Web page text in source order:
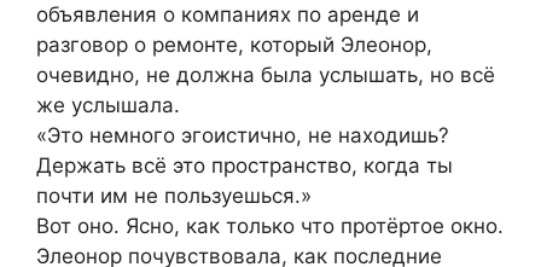
объявления о компаниях по аренде и
разговор о ремонте, который Элеонор,
очевидно, не должна была услышать, но всё
же услышала.
«Это немного эгоистично, не находишь?
Держать всё это пространство, когда ты
почти им не пользуешься.»
Вот оно. Ясно, как только что протёртое окно.
Элеонор почувствовала, как последние